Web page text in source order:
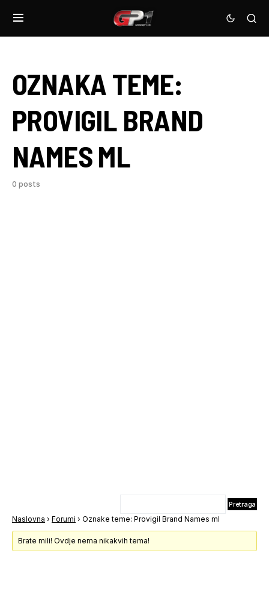
OZNAKA TEME:
PROVIGIL BRAND
NAMES ML
0 posts
Naslovna › Forumi › Oznake teme: Provigil Brand Names ml
Brate mili! Ovdje nema nikakvih tema!